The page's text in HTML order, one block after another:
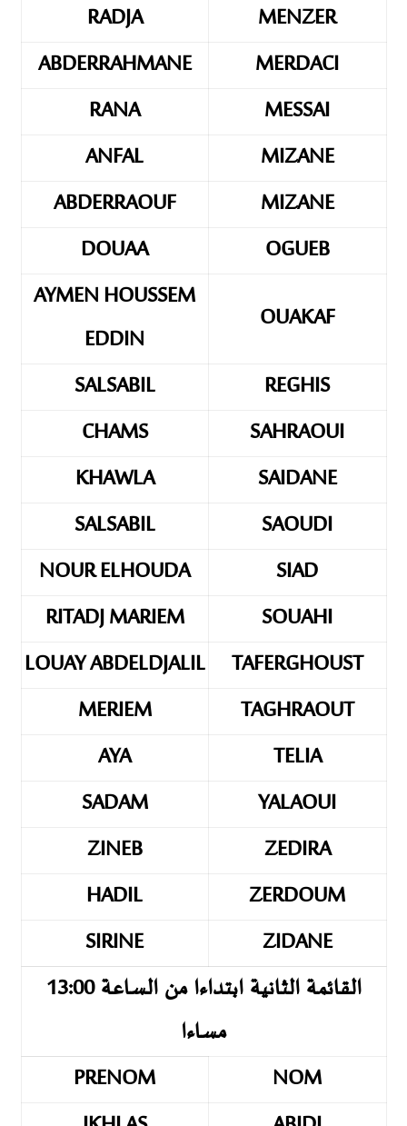
MENZER
RADJA
MERDACI
ABDERRAHMANE
MESSAI
RANA
MIZANE
ANFAL
MIZANE
ABDERRAOUF
OGUEB
DOUAA
OUAKAF
AYMEN HOUSSEM
EDDIN
REGHIS
SALSABIL
SAHRAOUI
CHAMS
SAIDANE
KHAWLA
SAOUDI
SALSABIL
SIAD
NOUR ELHOUDA
SOUAHI
RITADJ MARIEM
TAFERGHOUST
LOUAY ABDELDJALIL
TAGHRAOUT
MERIEM
TELIA
AYA
YALAOUI
SADAM
ZEDIRA
ZINEB
ZERDOUM
HADIL
ZIDANE
SIRINE
القائمة الثانية ابتداءا من الساعة 13:00
مساءا
NOM
PRENOM